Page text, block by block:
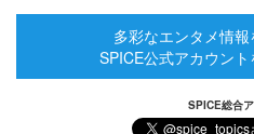
多彩なエンタメ情
SPICE公式アカウント
SPICE総合